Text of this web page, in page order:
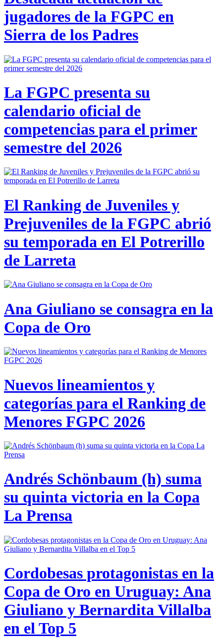
jugadores de la FGPC en
Sierra de los Padres
La FGPC presenta su
calendario oficial de
competencias para el primer
semestre del 2026
El Ranking de Juveniles y
Prejuveniles de la FGPC abrió
su temporada en El Potrerillo
de Larreta
Ana Giuliano se consagra en la
Copa de Oro
Nuevos lineamientos y
categorías para el Ranking de
Menores FGPC 2026
Andrés Schönbaum (h) suma
su quinta victoria en la Copa
La Prensa
Cordobesas protagonistas en la
Copa de Oro en Uruguay: Ana
Giuliano y Bernardita Villalba
en el Top 5